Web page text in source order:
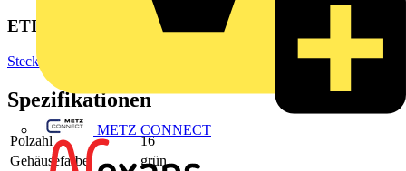
METZ CONNECT
ETIM Group
Steckverbinder
Spezifikationen
Polzahl
16
Gehäusefarbe
grün